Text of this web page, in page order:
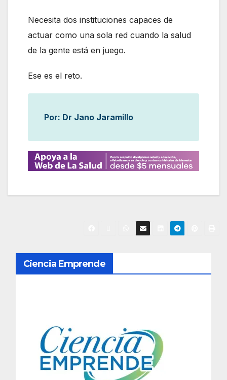
Necesita dos instituciones capaces de
actuar como una sola red cuando la salud
de la gente está en juego.
Ese es el reto.
Por: Dr Jano Jaramillo
N
a
Ciencia Emprende